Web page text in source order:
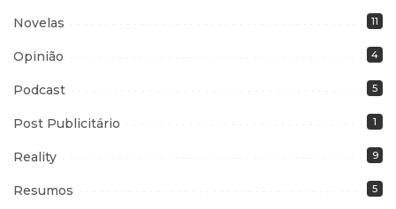
Novelas 11
Opinião 4
Podcast 5
Post Publicitário 1
Reality 9
Resumos 5